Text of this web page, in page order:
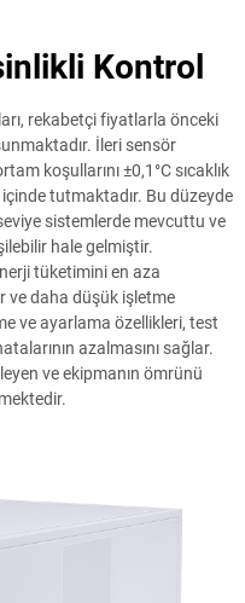
Kontrol
rekabetçi fiyatlarla önceki
İleri sensör
koşullarını ±0,1°C sıcaklık
tutmaktadır. Bu düzeyde
sistemlerde mevcuttu ve
hale gelmiştir.
tüketimini en aza
ve daha düşük işletme
ve ayarlama özellikleri, test
azalmasını sağlar.
ve ekipmanın ömrünü